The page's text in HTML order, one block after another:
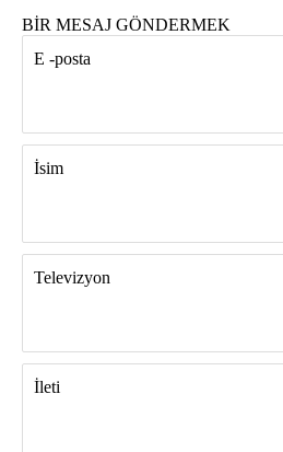
BİR MESAJ GÖNDERMEK
E -posta
İsim
Televizyon
İleti